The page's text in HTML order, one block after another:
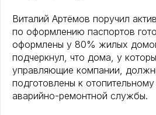
Виталий Артёмов поручил
по оформлению паспортов
оформлены у 80% жилых
подчеркнул, что дома, у
управляющие компании,
подготовлены к
аварийно-ремонтной службы.